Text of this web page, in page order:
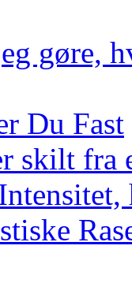
gøre,
Du Fast
skilt fra